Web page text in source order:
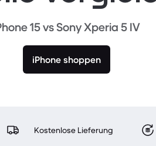
15 vs Sony Xperia 5 IV
iPhone shoppen
Kostenlose Lieferung